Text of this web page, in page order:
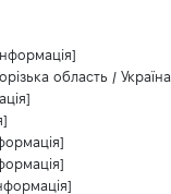
область / Україна